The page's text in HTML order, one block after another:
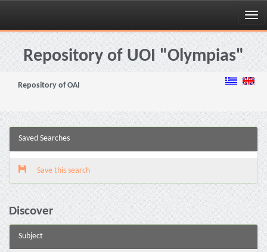
Skip
navigationRepository of UOI "Olympias"
Repository of OAI
Saved Searches
Save this search
Discover
Subject